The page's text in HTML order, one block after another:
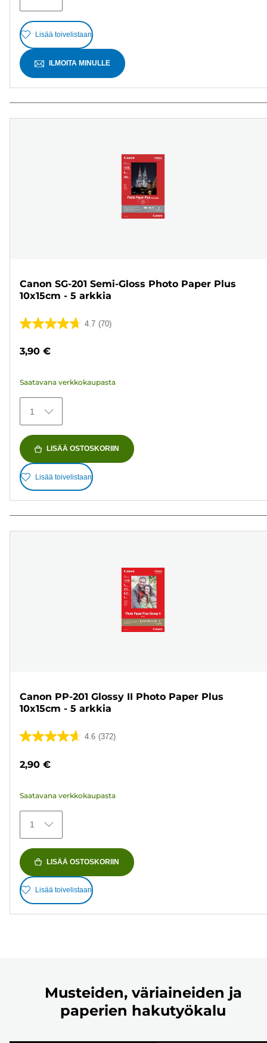
Lisää toivelistaan
ILMOITA MINULLE
Canon SG-201 Semi-Gloss Photo Paper Plus
10x15cm - 5 arkkia
4.7 (70)
4.7/5
70
3,90 €
Saatavana verkkokaupasta
1
LISÄÄ OSTOSKORIIN
Lisää toivelistaan
Canon PP-201 Glossy II Photo Paper Plus
10x15cm - 5 arkkia
4.6 (372)
4.6/5
372
2,90 €
Saatavana verkkokaupasta
1
LISÄÄ OSTOSKORIIN
Lisää toivelistaan
Musteiden, väriaineiden ja
paperien hakutyökalu